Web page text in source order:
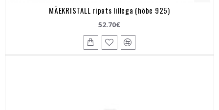
MÄEKRISTALL ripats lillega (hõbe 925)
52.70€